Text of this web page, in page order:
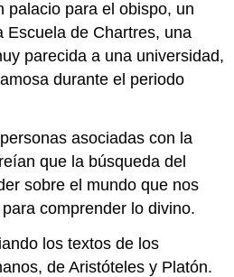
palacio para el obispo, un
Escuela de Chartres, una
parecida a una universidad,
durante el periodo
asociadas con la
que la búsqueda del
sobre el mundo que nos
comprender lo divino.
los textos de los
de Aristóteles y Platón.